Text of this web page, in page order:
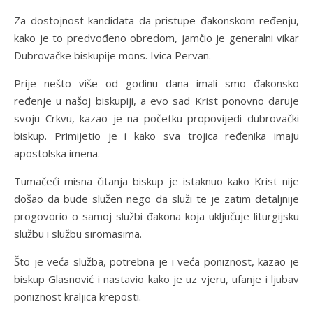
Za dostojnost kandidata da pristupe đakonskom ređenju,
kako je to predvođeno obredom, jamčio je generalni vikar
Dubrovačke biskupije mons. Ivica Pervan.
Prije nešto više od godinu dana imali smo đakonsko
ređenje u našoj biskupiji, a evo sad Krist ponovno daruje
svoju Crkvu, kazao je na početku propovijedi dubrovački
biskup. Primijetio je i kako sva trojica ređenika imaju
apostolska imena.
Tumačeći misna čitanja biskup je istaknuo kako Krist nije
došao da bude služen nego da služi te je zatim detaljnije
progovorio o samoj službi đakona koja uključuje liturgijsku
službu i službu siromasima.
Što je veća služba, potrebna je i veća poniznost, kazao je
biskup Glasnović i nastavio kako je uz vjeru, ufanje i ljubav
poniznost kraljica kreposti.